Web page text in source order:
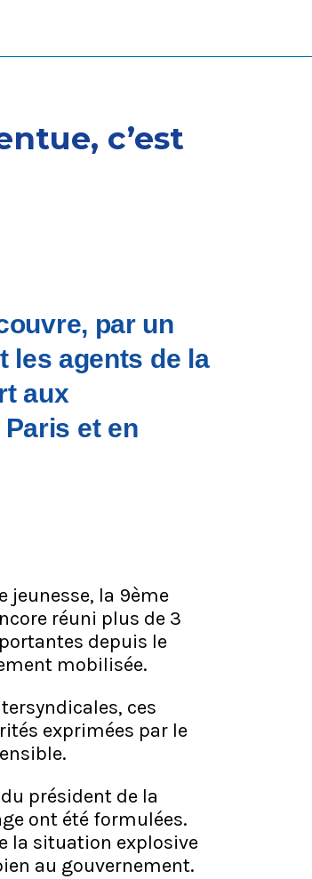
c’est
par un
les agents de la
aux
et en
jeunesse, la 9ème
réuni plus de 3
depuis le
mobilisée.
ces
exprimées par le
président de la
ont été formulées.
la situation explosive
au gouvernement.